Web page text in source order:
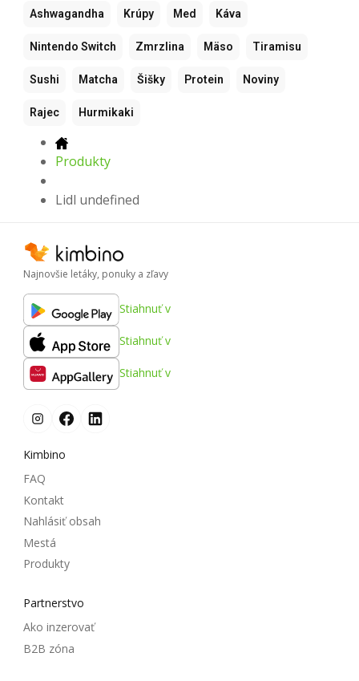
Ashwagandha Krúpy Med Káva
Nintendo Switch Zmrzlina Mäso Tiramisu
Sushi Matcha Šišky Protein Noviny
Rajec Hurmikaki
Produkty
Lidl undefined
Najnovšie letáky, ponuky a zľavy
Stiahnuť v
Stiahnuť v
Stiahnuť v
Kimbino
FAQ
Kontakt
Nahlásiť obsah
Mestá
Produkty
Partnerstvo
Ako inzerovať
B2B zóna